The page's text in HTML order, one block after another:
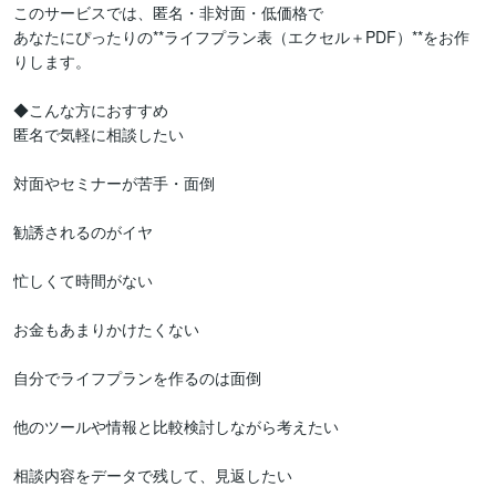
このサービスでは、匿名・非対面・低価格で
あなたにぴったりの**ライフプラン表（エクセル＋PDF）**をお作
りします。
◆こんな方におすすめ
匿名で気軽に相談したい
対面やセミナーが苦手・面倒
勧誘されるのがイヤ
忙しくて時間がない
お金もあまりかけたくない
自分でライフプランを作るのは面倒
他のツールや情報と比較検討しながら考えたい
相談内容をデータで残して、見返したい